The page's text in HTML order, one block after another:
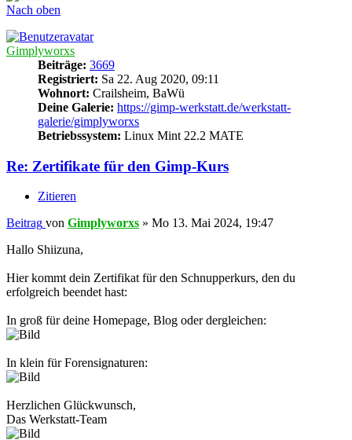
Nach oben
Gimplyworxs
Beiträge: 3669
Registriert: Sa 22. Aug 2020, 09:11
Wohnort: Crailsheim, BaWü
Deine Galerie: https://gimp-werkstatt.de/werkstatt-
galerie/gimplyworxs
Betriebssystem: Linux Mint 22.2 MATE
Re: Zertifikate für den Gimp-Kurs
Zitieren
Beitrag von Gimplyworxs » Mo 13. Mai 2024, 19:47
Hallo Shiizuna,
Hier kommt dein Zertifikat für den Schnupperkurs, den du
erfolgreich beendet hast:
In groß für deine Homepage, Blog oder dergleichen:
In klein für Forensignaturen:
Herzlichen Glückwunsch,
Das Werkstatt-Team